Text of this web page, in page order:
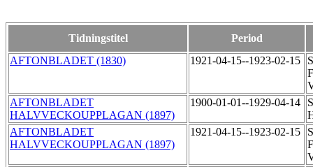
Tidningstitel
Period
AFTONBLADET (1830)
1921-04-15--1923-02-15
AFTONBLADET
HALVVECKOUPPLAGAN (1897)
1900-01-01--1929-04-14
AFTONBLADET
HALVVECKOUPPLAGAN (1897)
1921-04-15--1923-02-15